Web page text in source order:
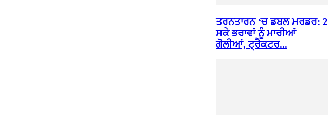
ਤਰਨਤਾਰਨ ‘ਚ ਡਬਲ ਮਰਡਰ: 2
ਸਕੇ ਭਰਾਵਾਂ ਨੂੰ ਮਾਰੀਆਂ
ਗੋਲੀਆਂ, ਟ੍ਰੈਕਟਰ...